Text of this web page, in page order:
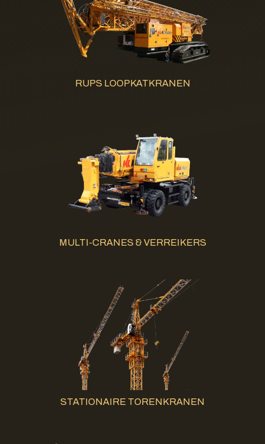
RUPS LOOPKATKRANEN
MULTI-CRANES & VERREIKERS
STATIONAIRE TORENKRANEN